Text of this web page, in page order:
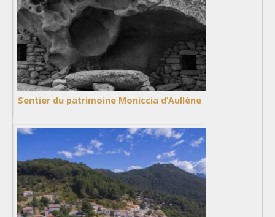
Sentier du patrimoine Moniccia d’Aullène